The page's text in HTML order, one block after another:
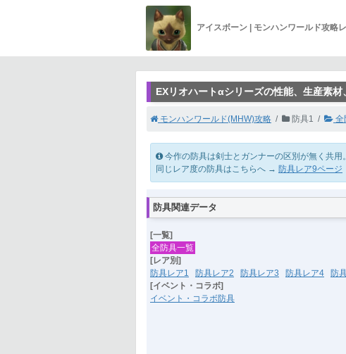
アイスボーン | モンハンワールド攻略
EXリオハートαシリーズの性能、生産素
モンハンワールド(MHW)攻略 防具1 全
今作の防具は剣士とガンナーの区別が無く共用。
同じレア度の防具はこちらへ → 防具レア9ページ
防具関連データ
[一覧]
全防具一覧
[レア別]
防具レア1
防具レア2 防具レア3 防具レア4 防
[イベント・コラボ]
イベント・コラボ防具